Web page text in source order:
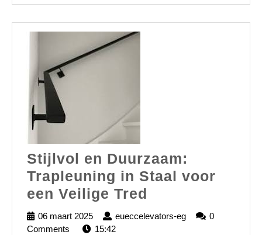
Stijlvol en Duurzaam:
Trapleuning in Staal voor
een Veilige Tred
en
06 maart 2025
06
maart
eueccelevators-eg
eueccelevators-
0
Comments
15:42